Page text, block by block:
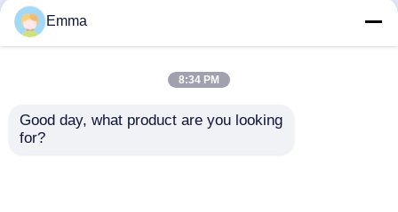
Alle Produkte hat internationale
Qualitätssicherungssystem-Authentisierung von
obligatorische Bescheinigung CCC und Ohsas18001:
Kugelmarkt, ganz Prüfberichte der nationalen H.V.-
Elektrogeräte Qualitäts-Überwachungs-und
Emma
8:34 PM
Good day, what product are you looking
for?